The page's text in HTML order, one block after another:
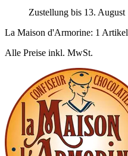
Zustellung bis 13. August
La Maison d'Armorine: 1 Artikel
Alle Preise inkl. MwSt.